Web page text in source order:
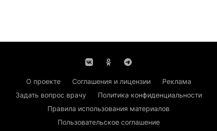
О проекте Соглашения и лицензии
Реклама
Задать вопрос врачу
Политика конфиденциальности
Правила использования материалов
Пользовательское соглашение